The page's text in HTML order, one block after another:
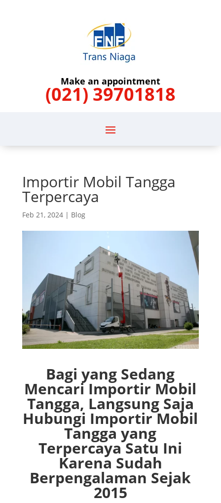
Make an appointment
(021) 39701818
Importir Mobil Tangga
Terpercaya
Feb 21, 2024| Blog
Bagi yang Sedang
Mencari Importir Mobil
Tangga, Langsung Saja
Hubungi Importir Mobil
Tangga yang
Terpercaya Satu Ini
Karena Sudah
Berpengalaman Sejak
2015